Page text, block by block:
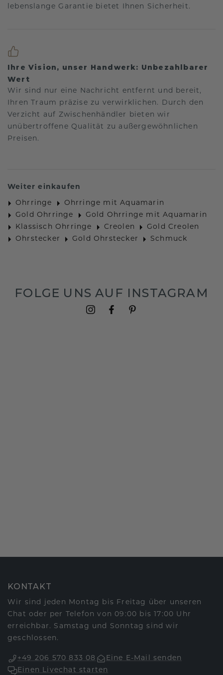
lebenslange Garantie bietet Ihnen Sicherheit.
Ihre Vision, unser Handwerk: Unbezahlbarer
Wert
Wir sind nur eine Nachricht entfernt und bereit,
Ihren Traum präzise zu verwirklichen. Durch den
Verzicht auf Zwischenhändler bieten wir
unübertroffene Qualität zu außergewöhnlichen
Preisen.
Weiter einkaufen
Ohrringe
Ohrringe mit Aquamarin
Gold Ohrringe
Gold Ohrringe mit Aquamarin
Klassisch Ohrringe
Creolen
Gold Creolen
Ohrstecker
Gold Ohrstecker Schmuck
FOLGE UNS AUF INSTAGRAM
KONTAKT
Wir sind jeden Montag bis Freitag über unseren
Chat oder per Telefon von 09:00 bis 17:00 Uhr
erreichbar. Samstag und Sonntag sind wir
geschlossen.
+49 206 570 833 08
Eine E-Mail senden
Einen Livechat starten